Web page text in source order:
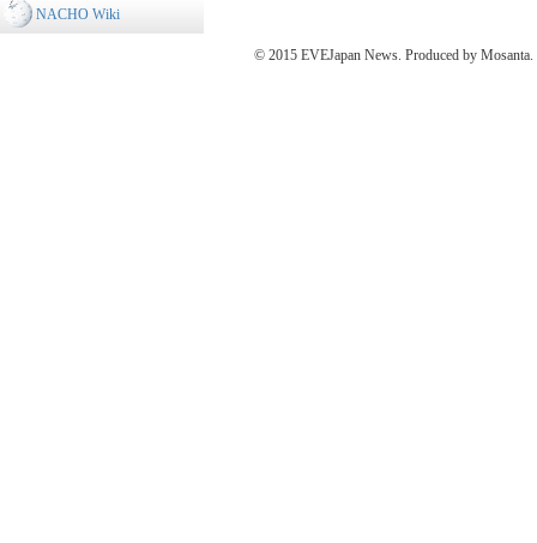
NACHO Wiki
© 2015 EVEJapan News. Produced by